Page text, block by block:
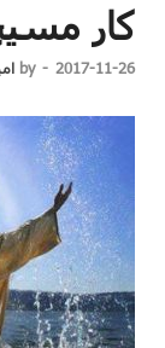
کار
2017-11-26
-
by